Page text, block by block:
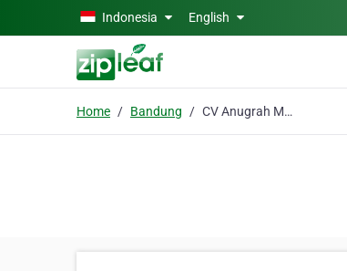
Skip to main contentIndonesia English
Home Bandung CV Anugrah Metalindo